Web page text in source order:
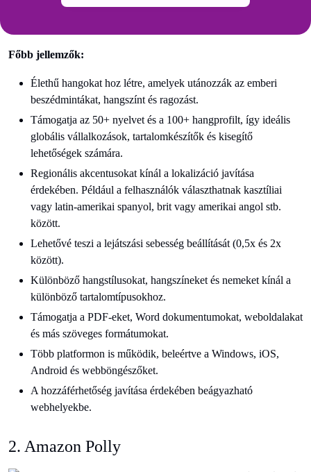
Főbb jellemzők:
Élethű hangokat hoz létre, amelyek utánozzák az emberi
beszédmintákat, hangszínt és ragozást.
Támogatja az 50+ nyelvet és a 100+ hangprofilt, így ideális
globális vállalkozások, tartalomkészítők és kisegítő
lehetőségek számára.
Regionális akcentusokat kínál a lokalizáció javítása
érdekében. Például a felhasználók választhatnak kasztíliai
vagy latin-amerikai spanyol, brit vagy amerikai angol stb.
között.
Lehetővé teszi a lejátszási sebesség beállítását (0,5x és 2x
között).
Különböző hangstílusokat, hangszíneket és nemeket kínál a
különböző tartalomtípusokhoz.
Támogatja a PDF-eket, Word dokumentumokat, weboldalakat
és más szöveges formátumokat.
Több platformon is működik, beleértve a Windows, iOS,
Android és webböngészőket.
A hozzáférhetőség javítása érdekében beágyazható
webhelyekbe.
2. Amazon Polly